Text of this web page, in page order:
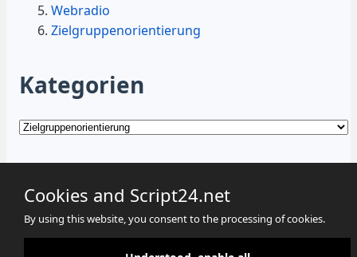
Webradio
Zielgruppenorientierung
Kategorien
Kategorien
Cookies Datenschutz Impressum
Cookies and Script24.net
By using this website, you consent to the processing of cookies.